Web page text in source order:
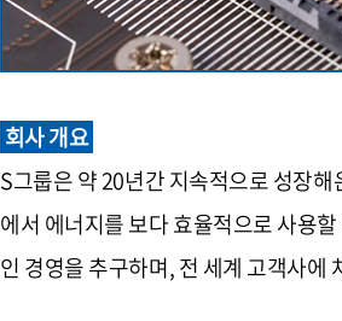
회사 개요
S그룹은 약 20년간 지속적으로 성장
에서 에너지를 보다 효율적으로 사용
인 경영을 추구하며, 전 세계 고객사에